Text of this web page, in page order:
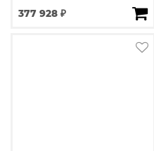
377 928 ₽